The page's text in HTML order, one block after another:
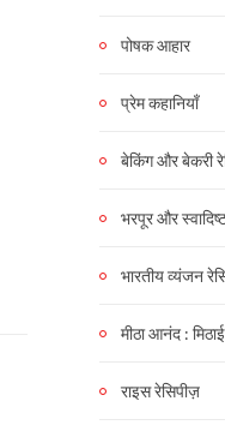
पोषक आहार
प्रेम कहानियाँ
बेकिंग और बेकरी
भरपूर और
भारतीय व्यंजन
मीठा आनंद :
राइस रेसिपीज़